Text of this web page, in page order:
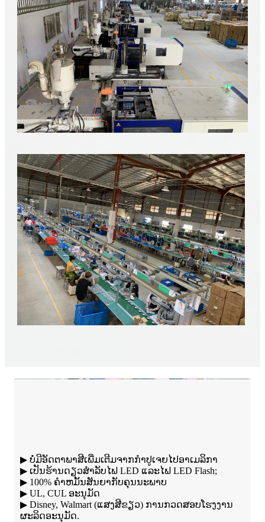
▶ ບໍ່ມີອັດຕາພາສີເພີ່ມເຕີມຈາກກຳປູເຈຍໄປອາເມລິກາ
▶ ເປັນຮ້ານດຽວສໍາລັບໄຟ LED ແລະໄຟ LED Flash;
▶ 100% ຄໍາຫມັ້ນສັນຍາກັບຄຸນນະພາບ
▶ UL, CUL ອະນຸມັດ
▶ Disney, Walmart (ແສງສີຂຽວ) ການກວດສອບໂຮງງານ
ຜະລິດອະນຸມັດ.